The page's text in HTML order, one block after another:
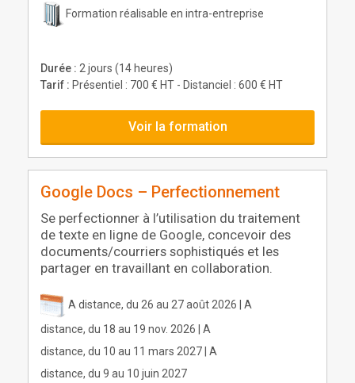
Formation réalisable en intra-entreprise
Durée : 2 jours (14 heures)
Tarif : Présentiel : 700 € HT - Distanciel : 600 € HT
Voir la formation
Google Docs – Perfectionnement
Se perfectionner à l’utilisation du traitement
de texte en ligne de Google, concevoir des
documents/courriers sophistiqués et les
partager en travaillant en collaboration.
A distance, du 26 au 27 août 2026 | A
distance, du 18 au 19 nov. 2026 | A
distance, du 10 au 11 mars 2027 | A
distance, du 9 au 10 juin 2027